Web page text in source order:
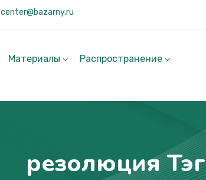
center@bazarny.ru
Материалы Распространение
резолюция Тэг